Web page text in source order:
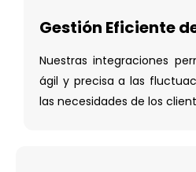
Gestión Eficiente
Nuestras integraciones
ágil y precisa a las
las necesidades de los